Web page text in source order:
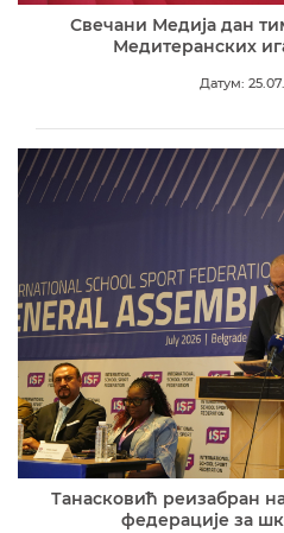
Свечани Медија дан
Медитеранских
Датум:
Танасковић реизабран
федерације за